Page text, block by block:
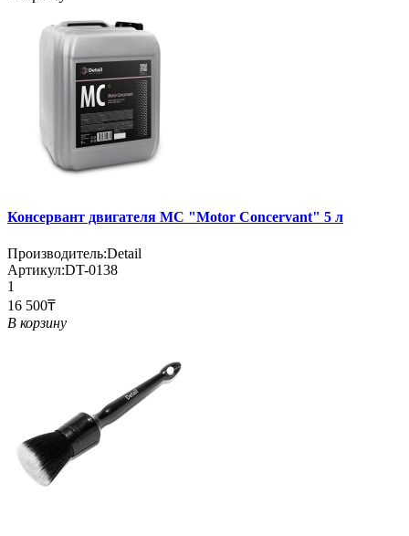
Консервант двигателя MC "Motor Concervant" 5 л
Производитель:Detail
Артикул:DT-0138
1
16 500₸
В корзину